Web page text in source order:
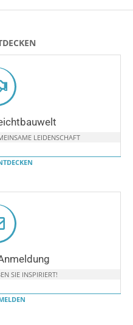
LEIDENSCHAFT
SIE INSPIRIERT!